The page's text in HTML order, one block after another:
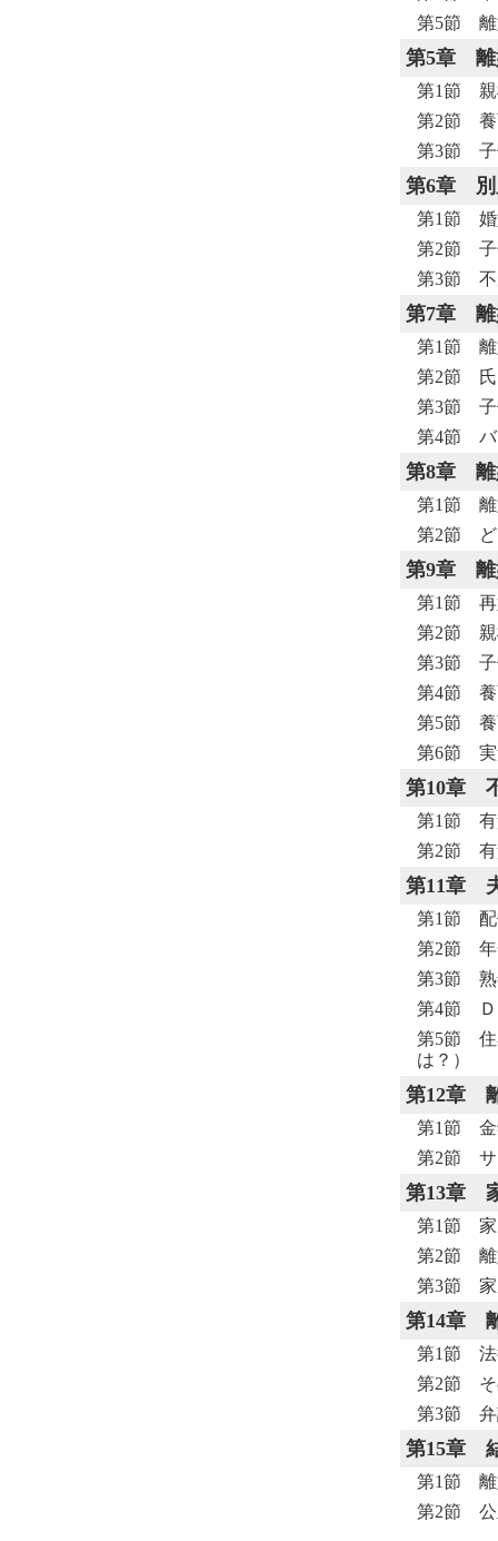
第5節 離
第5章
第1節 親
第2節 養
第3節 子
第6章
第1節 婚
第2節 子
第3節 不
第7章
第1節 離
第2節 氏
第3節 子
第4節 バ
第8章
第1節 離
第2節 ど
第9章
第1節 再
第2節 親
第3節 子
第4節 養
第5節 養
第6節 実
第10章
第1節 有
第2節 有
第11章
第1節 配
第2節 年
第3節 熟
第4節 Ｄ
第5節 住
は？）
第12章
第1節 金
第2節 サ
第13章
第1節 家
第2節 離
第3節 家
第14章
第1節 法
第2節 そ
第3節 弁
第15章
第1節 離
第2節 公